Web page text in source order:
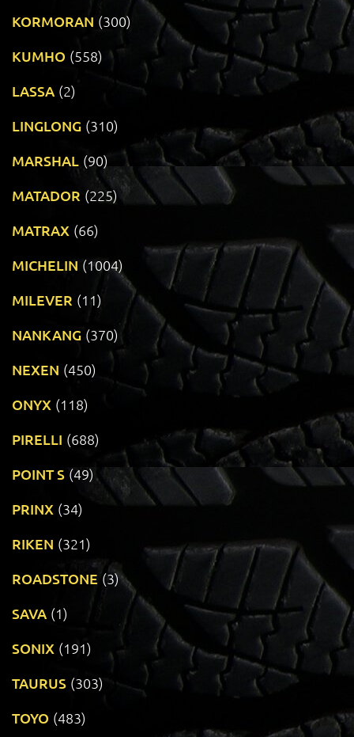
KORMORAN (300)
KUMHO (558)
LASSA (2)
LINGLONG (310)
MARSHAL (90)
MATADOR (225)
MATRAX (66)
MICHELIN (1004)
MILEVER (11)
NANKANG (370)
NEXEN (450)
ONYX (118)
PIRELLI (688)
POINT S (49)
PRINX (34)
RIKEN (321)
ROADSTONE (3)
SAVA (1)
SONIX (191)
TAURUS (303)
TOYO (483)